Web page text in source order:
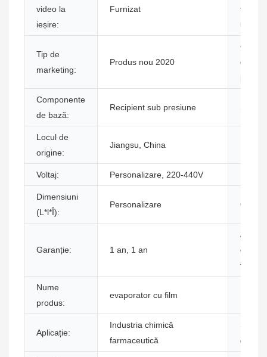
video la
ieșire:
Furnizat
Tip de
marketing:
Produs nou 2020
Componente
de bază:
Recipient sub presiune Stare:
Locul de
origine:
Jiangsu, China
Voltaj: Personalizare, 220-440V
Dimensiuni
(L*l*Î):
Personalizare
Garanție: 1 an, 1 an
cheie
Nume
produs:
evaporator cu film
Aplicație:
Industria chimică
farmaceutică